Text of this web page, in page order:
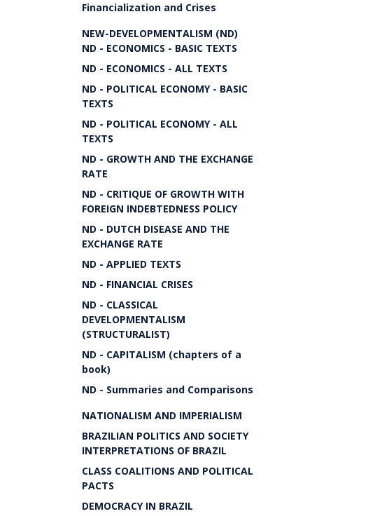
Financialization and Crises
NEW-DEVELOPMENTALISM (ND)
ND - ECONOMICS - BASIC TEXTS
ND - ECONOMICS - ALL TEXTS
ND - POLITICAL ECONOMY - BASIC
TEXTS
ND - POLITICAL ECONOMY - ALL
TEXTS
ND - GROWTH AND THE EXCHANGE
RATE
ND - CRITIQUE OF GROWTH WITH
FOREIGN INDEBTEDNESS POLICY
ND - DUTCH DISEASE AND THE
EXCHANGE RATE
ND - APPLIED TEXTS
ND - FINANCIAL CRISES
ND - CLASSICAL
DEVELOPMENTALISM
(STRUCTURALIST)
ND - CAPITALISM (chapters of a
book)
ND - Summaries and Comparisons
NATIONALISM AND IMPERIALISM
BRAZILIAN POLITICS AND SOCIETY
INTERPRETATIONS OF BRAZIL
CLASS COALITIONS AND POLITICAL
PACTS
DEMOCRACY IN BRAZIL